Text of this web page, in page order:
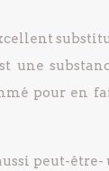
une
pour en
peut-